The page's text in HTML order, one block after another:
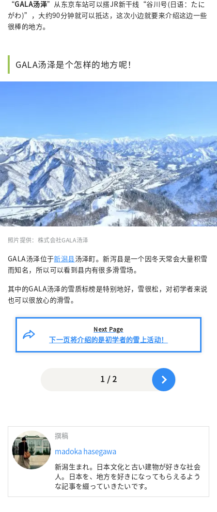
“GALA汤泽”从东京车站可以搭JR新干线“谷川号(日语：たに
がわ)”，大约90分钟就可以抵达，这次小边就要来介绍这边一些
很棒的地方。
GALA汤泽是个怎样的地方呢！
照片提供：株式会社GALA汤泽
GALA汤泽位于新潟县汤泽町。新泻县是一个因冬天常会大量积雪
而知名，所以可以看到县内有很多滑雪场。
其中的GALA汤泽的雪质标榜是特别地好，雪很松，对初学者来说
也可以很放心的滑雪。
Next Page
下一页将介绍的是初学者的雪上活动！
1 / 2
撰稿
madoka hasegawa
新潟生まれ。日本文化と古い建物が好きな社会
人。日本を、地方を好きになってもらえるよう
な記事を綴っていきたいです。